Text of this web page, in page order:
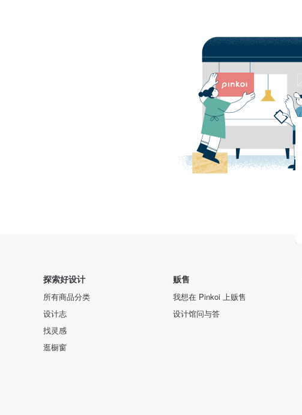
探索好设计
所有商品分类
设计志
找灵感
逛橱窗
贩售
我想在 Pinkoi 上贩售
设计馆问与答